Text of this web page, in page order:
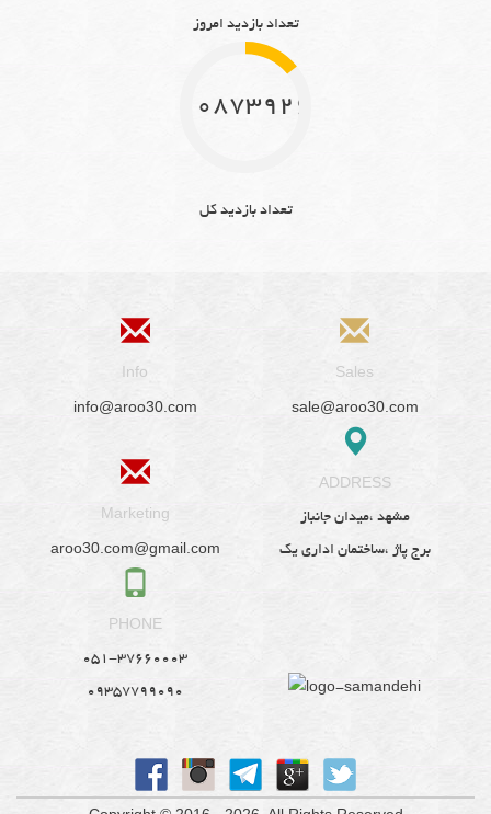
تعداد بازدید امروز
10873926
تعداد بازدید کل
Info
info@aroo30.com
Sales
sale@aroo30.com
Marketing
aroo30.com@gmail.com
ADDRESS
مشهد ،میدان جانباز
برج پاژ ،ساختمان اداری یک
PHONE
051-37660003
09357799090